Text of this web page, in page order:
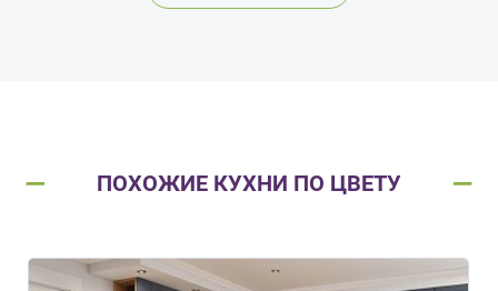
ПОХОЖИЕ КУХНИ ПО ЦВЕТУ